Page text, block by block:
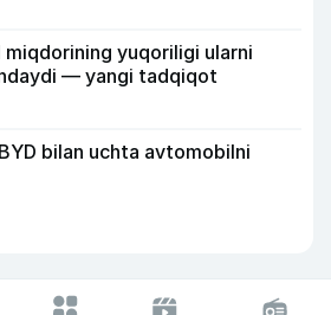
yuqoriligi ularni
— yangi tadqiqot
bilan uchta avtomobilni